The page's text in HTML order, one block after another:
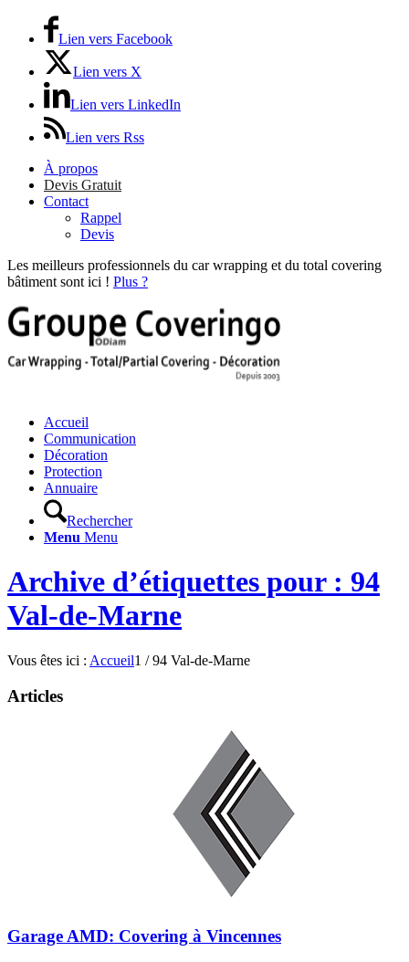
Lien vers Facebook
Lien vers X
Lien vers LinkedIn
Lien vers Rss
À propos
Devis Gratuit
Contact
Rappel
Devis
Les meilleurs professionnels du car wrapping et du total covering
bâtiment sont ici ! Plus ?
Accueil
Communication
Décoration
Protection
Annuaire
Rechercher
Menu Menu
Archive d’étiquettes pour : 94
Val-de-Marne
Vous êtes ici : Accueil1 / 94 Val-de-Marne
Articles
Garage AMD: Covering à Vincennes